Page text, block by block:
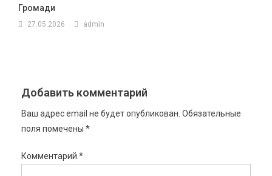
Громади
27.05.2026 admin
Добавить комментарий
Ваш адрес email не будет опубликован. Обязательные
поля помечены *
Комментарий *